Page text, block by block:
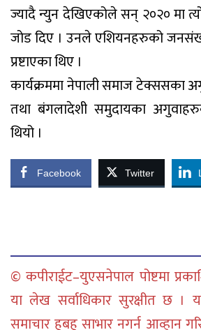
ज्यादै न्युन देखिएकोले सन् २०२० मा
जोड दिए । उनले एशियनहरुको
प्रष्टाएका थिए ।
कार्यक्रममा नेपाली समाज टेक्ससका
तथा बंगलादेशी समुदायका
थियो ।
Facebook Twitter
© कपीराईट–युएसनेपाल पोष्टमा
या लेख सर्वाधिकार सुरक्षीत छ ।
समाचार हुबहु साभार नगर्न आव्हान